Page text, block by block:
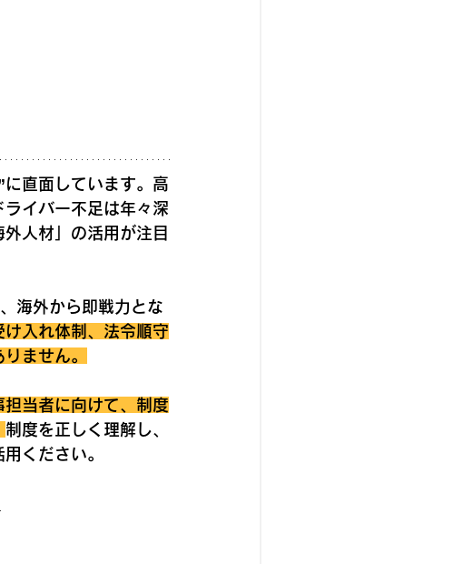
直面しています。高
イバー不足は年々深
人材」の活用が注目
海外から即戦力とな
入れ体制、法令順守
ません。
当者に向けて、制度
制度を正しく理解し、
ください。